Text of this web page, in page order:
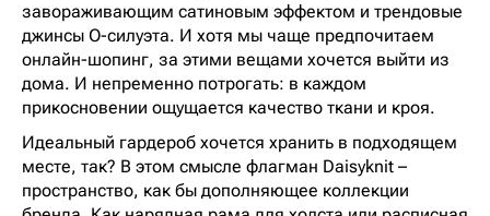
завораживающим сатиновым эффектом и трендовые
джинсы О-силуэта. И хотя мы чаще предпочитаем
онлайн-шопинг, за этими вещами хочется выйти из
дома. И непременно потрогать: в каждом
прикосновении ощущается качество ткани и кроя.
Идеальный гардероб хочется хранить в подходящем
месте, так? В этом смысле флагман Daisyknit –
пространство, как бы дополняющее коллекции